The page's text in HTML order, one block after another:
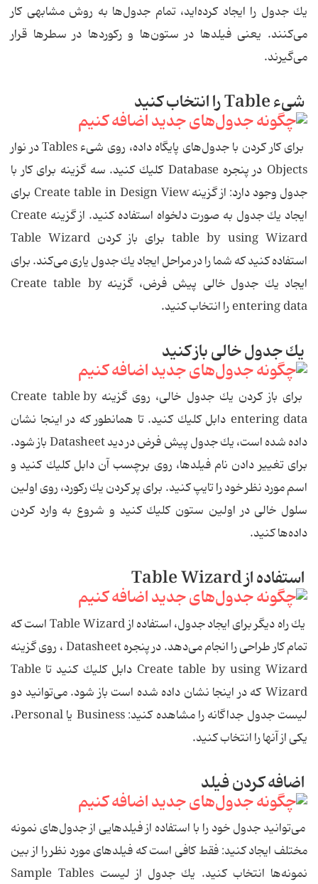
یك جدول را ایجاد كرده‌اید، تمام جدول‌ها به روش مشابهی كار
می‌كنند. یعنی فیلدها در ستون‌ها و ركوردها در سطرها قرار
می‌گیرند.
شیء Table را انتخاب كنید
برای كار كردن با جدول‌های پایگاه داده، روی شیء Tables در نوار
Objects در پنجره Database كلیك كنید. سه گزینه برای كار با
جدول وجود دارد: از گزینه Create table in Design View برای
ایجاد یك جدول به صورت دلخواه استفاده كنید. از گزینه Create
table by using Wizard برای باز كردن Table Wizard
استفاده كنید كه شما را در مراحل ایجاد یك جدول یاری می‌كند. برای
ایجاد یك جدول خالی پیش فرض، گزینه Create table by
entering data را انتخاب كنید.
یك جدول خالی باز كنید
برای باز كردن یك جدول خالی، روی گزینه Create table by
entering data دابل كلیك كنید. تا همانطور كه در اینجا نشان
داده شده است، یك جدول پیش فرض در دید Datasheet باز شود.
برای تغییر دادن نام فیلدها، روی برچسب آن دابل كلیك كنید و
اسم مورد نظر خود را تایپ كنید. برای پر كردن یك ركورد، روی اولین
سلول خالی در اولین ستون كلیك كنید و شروع به وارد كردن
داده‌ها كنید.
استفاده از Table Wizard
یك راه دیگر برای ایجاد جدول، استفاده از Table Wizard است كه
تمام كار طراحی را انجام می‌دهد. در پنجره Datasheet ، روی گزینه
Create table by using Wizard دابل كلیك كنید تا Table
Wizard كه در اینجا نشان داده شده است باز شود. می‌توانید دو
لیست جدول جداگانه را مشاهده كنید: Business یا Personal،
یكی از آنها را انتخاب كنید.
اضافه كردن فیلد
می‌توانید جدول خود را با استفاده از فیلدهایی از جدول‌های نمونه
مختلف ایجاد كنید: فقط كافی است كه فیلدهای مورد نظر را از بین
نمونه‌ها انتخاب كنید. یك جدول از لیست Sample Tables